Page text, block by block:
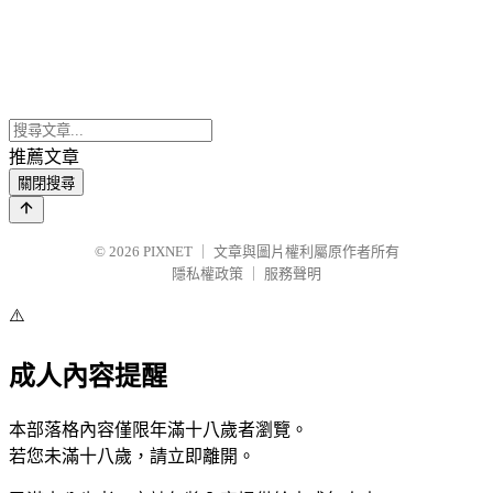
推薦文章
關閉搜尋
© 2026 PIXNET
文章與圖片權利屬原作者所有
隱私權政策
服務聲明
⚠️
成人內容提醒
本部落格內容僅限年滿十八歲者瀏覽。
若您未滿十八歲，請立即離開。